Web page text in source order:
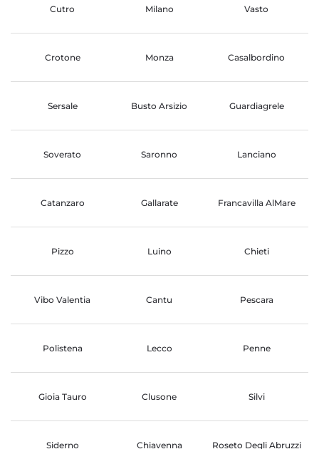
Cutro Milano Vasto
Crotone Monza Casalbordino
Sersale Busto Arsizio Guardiagrele
Soverato Saronno Lanciano
Catanzaro Gallarate Francavilla AlMare
Pizzo Luino Chieti
Vibo Valentia Cantu Pescara
Polistena Lecco Penne
Gioia Tauro Clusone Silvi
Siderno Chiavenna Roseto Degli Abruzzi